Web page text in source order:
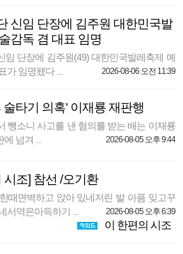
신임 단장에 김주원 대한민국발
감독 겸 대표 임명
임 단장에 김주원(49) 대한민국발레축제 예
가 임명됐다 ...
2026-08-06 오전 11:39
술타기 의혹’ 이재룡 재판행
뺑소니 사고를 낸 혐의를 받는 배는 이재룡
넘겨 ...
2026-08-05 오후 9:44
시조] 참선 /오기환
때면벽하고 앉아 있네저린 발 아픔 잊고꾸
서역은아득하기 ...
2026-08-05 오후 6:39
이 한편의 시조